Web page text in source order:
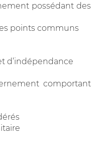
possédant des
points communs
d’indépendance
comportant